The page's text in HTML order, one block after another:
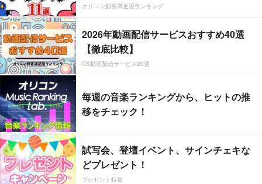
オリコン顧客満足度ランキング
2026年動画配信サービスおすすめ40選
【徹底比較】
CS動画配信サービス20選
毎週の音楽ランキングから、ヒットの推
移をチェック！
試写会、登壇イベント、サインチェキな
どプレゼント！
プレゼント特集